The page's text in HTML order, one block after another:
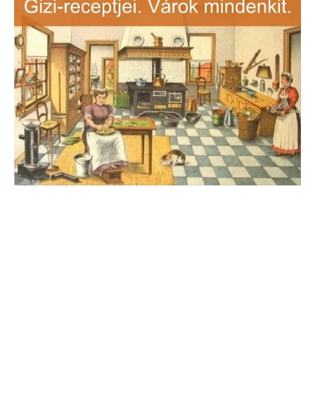
piteformában hagyjuk a tésztát kihűlni,
majd emeljük át egy tálcára, és töltsük
meg valamilyen töltelékkel. (Itt én
vaníliakrémet készítettem, melynek
receptjét itt találod: Nektarinos-áfonyás
pite vaníliakrémmel)
További receptek Gizitől